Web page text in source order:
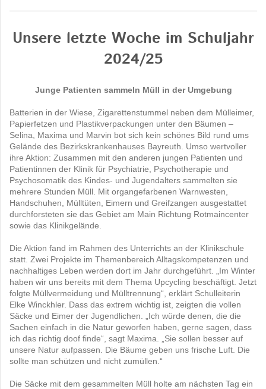
Unsere letzte Woche im Schuljahr
2024/25
Junge Patienten sammeln Müll in der Umgebung
Batterien in der Wiese, Zigarettenstummel neben dem Mülleimer,
Papierfetzen und Plastikverpackungen unter den Bäumen –
Selina, Maxima und Marvin bot sich kein schönes Bild rund ums
Gelände des Bezirkskrankenhauses Bayreuth. Umso wertvoller
ihre Aktion: Zusammen mit den anderen jungen Patienten und
Patientinnen der Klinik für Psychiatrie, Psychotherapie und
Psychosomatik des Kindes- und Jugendalters sammelten sie
mehrere Stunden Müll. Mit organgefarbenen Warnwesten,
Handschuhen, Mülltüten, Eimern und Greifzangen ausgestattet
durchforsteten sie das Gebiet am Main Richtung Rotmaincenter
sowie das Klinikgelände.
Die Aktion fand im Rahmen des Unterrichts an der Klinikschule
statt. Zwei Projekte im Themenbereich Alltagskompetenzen und
nachhaltiges Leben werden dort im Jahr durchgeführt. „Im Winter
haben wir uns bereits mit dem Thema Upcycling beschäftigt. Jetzt
folgte Müllvermeidung und Mülltrennung“, erklärt Schulleiterin
Elke Winckhler. Dass das extrem wichtig ist, zeigten die vollen
Säcke und Eimer der Jugendlichen. „Ich würde denen, die die
Sachen einfach in die Natur geworfen haben, gerne sagen, dass
ich das richtig doof finde“, sagt Maxima. „Sie sollen besser auf
unsere Natur aufpassen. Die Bäume geben uns frische Luft. Die
sollte man schützen und nicht zumüllen.“
Die Säcke mit dem gesammelten Müll holte am nächsten Tag ein